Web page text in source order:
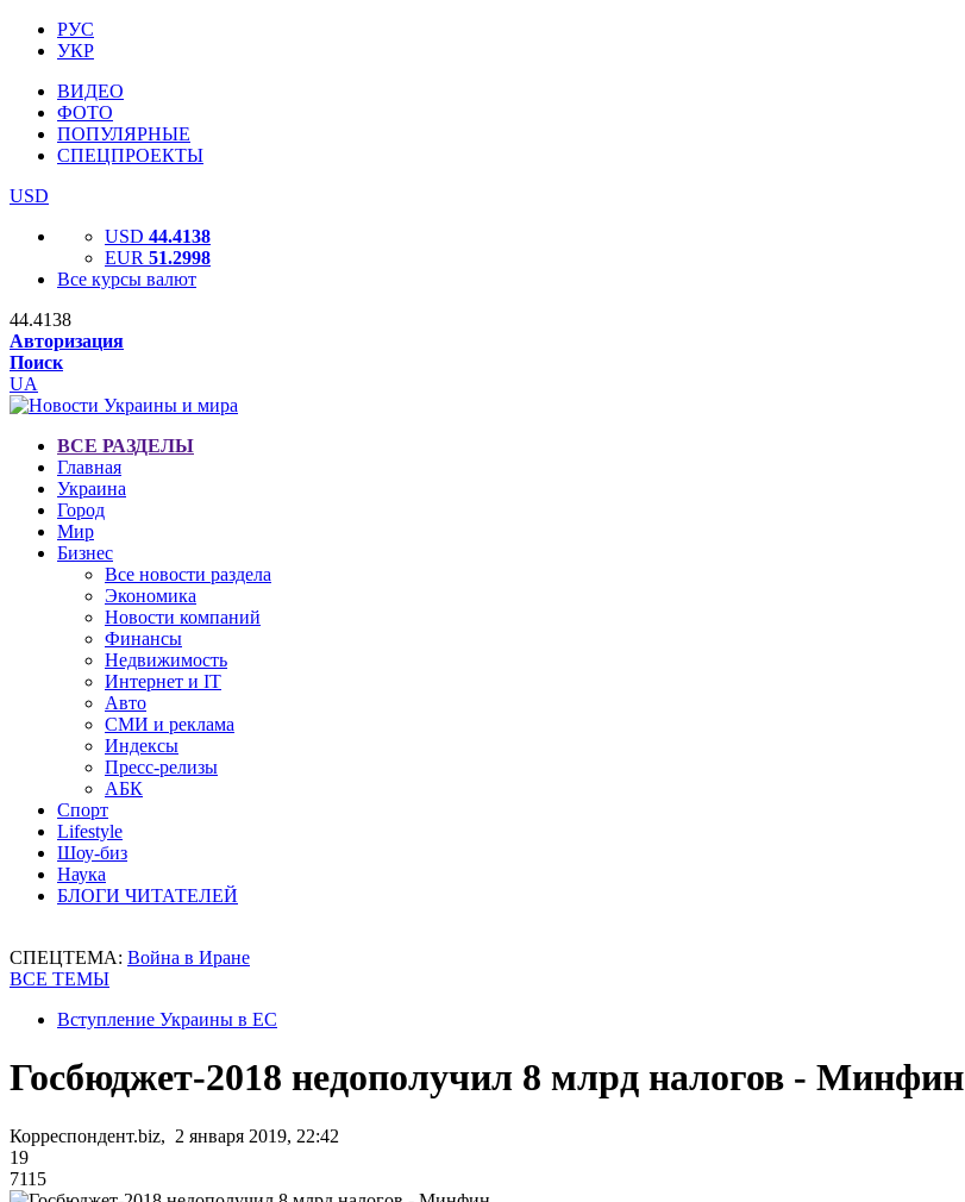
РУС
УКР
ВИДЕО
ФОТО
ПОПУЛЯРНЫЕ
СПЕЦПРОЕКТЫ
USD
USD 44.4138
EUR 51.2998
Все курсы валют
44.4138
Авторизация
Поиск
UA
ВСЕ РАЗДЕЛЫ
Главная
Украина
Город
Мир
Бизнес
Все новости раздела
Экономика
Новости компаний
Финансы
Недвижимость
Интернет и IT
Авто
СМИ и реклама
Индексы
Пресс-релизы
АБК
Спорт
Lifestyle
Шоу-биз
Наука
БЛОГИ ЧИТАТЕЛЕЙ
СПЕЦТЕМА: Война в Иране
ВСЕ ТЕМЫ
Вступление Украины в ЕС
Госбюджет-2018 недополучил 8 млрд налогов - Минфин
Корреспондент.biz, 2 января 2019, 22:42
19
7115